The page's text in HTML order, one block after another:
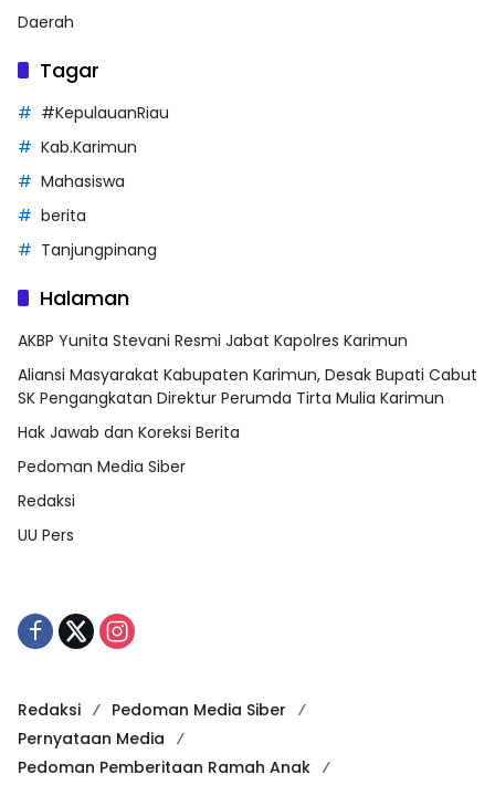
Daerah
Tagar
#KepulauanRiau
Kab.Karimun
Mahasiswa
berita
Tanjungpinang
Halaman
AKBP Yunita Stevani Resmi Jabat Kapolres Karimun
Aliansi Masyarakat Kabupaten Karimun, Desak Bupati Cabut
SK Pengangkatan Direktur Perumda Tirta Mulia Karimun
Hak Jawab dan Koreksi Berita
Pedoman Media Siber
Redaksi
UU Pers
Redaksi
Pedoman Media Siber
Pernyataan Media
Pedoman Pemberitaan Ramah Anak